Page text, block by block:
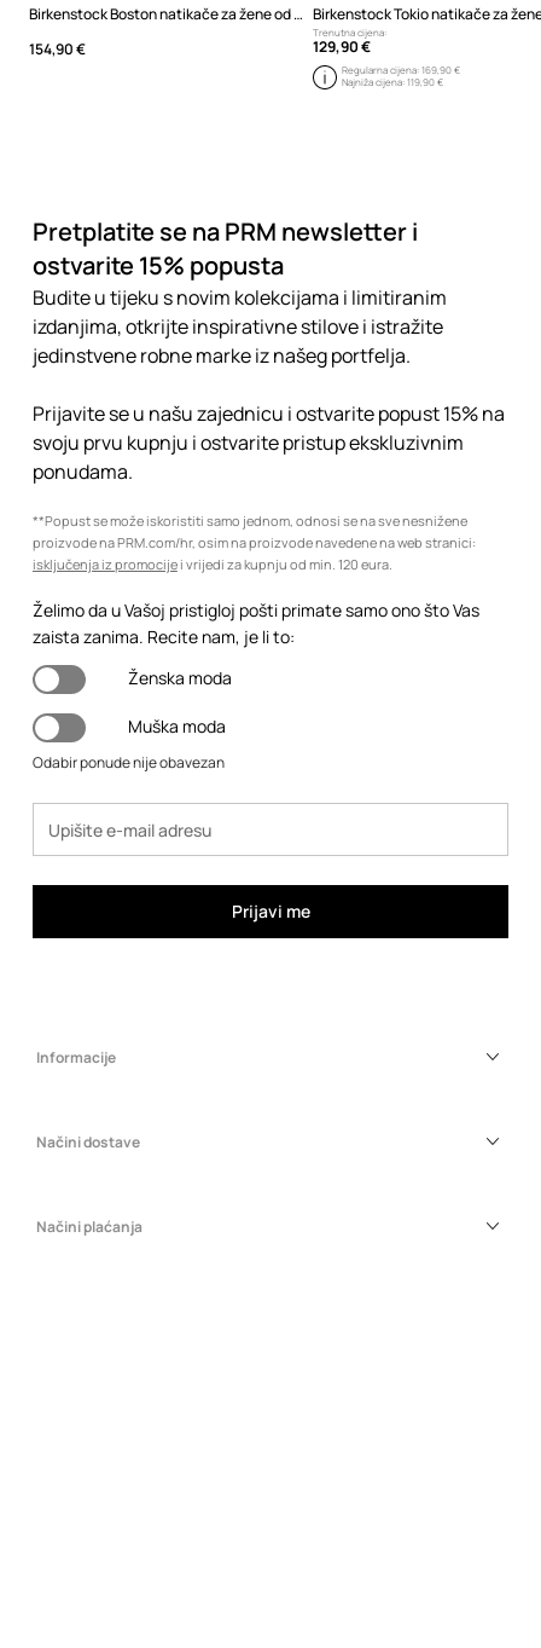
Birkenstock Boston natikače za žene od nubuka
154,90 €
Trenutna cijena:
129,90 €
Regularna cijena: 169,90 €
Najniža cijena: 119,90 €
Pretplatite se na PRM newsletter i
ostvarite 15% popusta
Budite u tijeku s novim kolekcijama i limitiranim
izdanjima, otkrijte inspirativne stilove i istražite
jedinstvene robne marke iz našeg portfelja.
Prijavite se u našu zajednicu i ostvarite popust 15% na
svoju prvu kupnju i ostvarite pristup ekskluzivnim
ponudama.
**Popust se može iskoristiti samo jednom, odnosi se na sve nesnižene
proizvode na PRM.com/hr, osim na proizvode navedene na web stranici:
isključenja iz promocijei vrijedi za kupnju od min. 120 eura.
Želimo da u Vašoj pristigloj pošti primate samo ono što Vas
zaista zanima. Recite nam, je li to:
Ženska moda
Muška moda
Odabir ponude nije obavezan
Prijavi me
Informacije
Načini dostave
Načini plaćanja